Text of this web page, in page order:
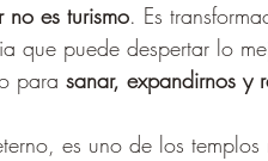
no es turismo. Es
que puede despertar lo
para sanar, expandirnos y
es uno de los